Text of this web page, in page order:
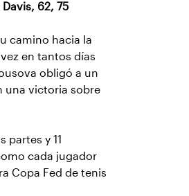
62, 75
camino hacia la
en tantos días
obligó a un
una victoria sobre
partes y 11
cada jugador
Copa Fed de tenis